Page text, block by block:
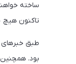
ساخته
تاکنون هیچ